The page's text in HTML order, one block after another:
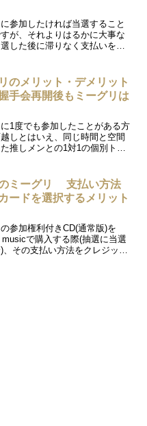
参加したければ当選すること
が、それよりはるかに大事な
した後に滞りなく支払いを済
った」あるいは「予想外に当選
い支払いができな...
のメリット・デメリット
手会再開後もミーグリは
に1度でも参加したことがある方
しとはいえ、同じ時間と空間
推しメンとの1対1の個別トー
正直います。特に坂道シリー
グリは、開催...
ミーグリ 支払い方法
ードを選択するメリット
参加権利付きCD(通常版)を
で購入する際(抽選に当選
、その支払い方法をクレジット